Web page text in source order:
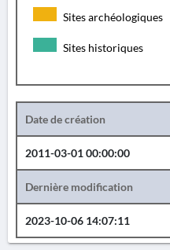
Sites archéologiques
Sites historiques
Date de création
2011-03-01 00:00:00
Dernière modification
2023-10-06 14:07:11